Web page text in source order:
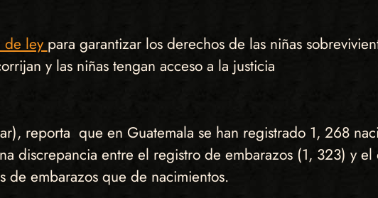
de ley para garantizar los derechos de las niñas
y las niñas tengan acceso a la justicia
reporta que en Guatemala se han registrado 1, 268
discrepancia entre el registro de embarazos (1, 323) y el
embarazos que de nacimientos.